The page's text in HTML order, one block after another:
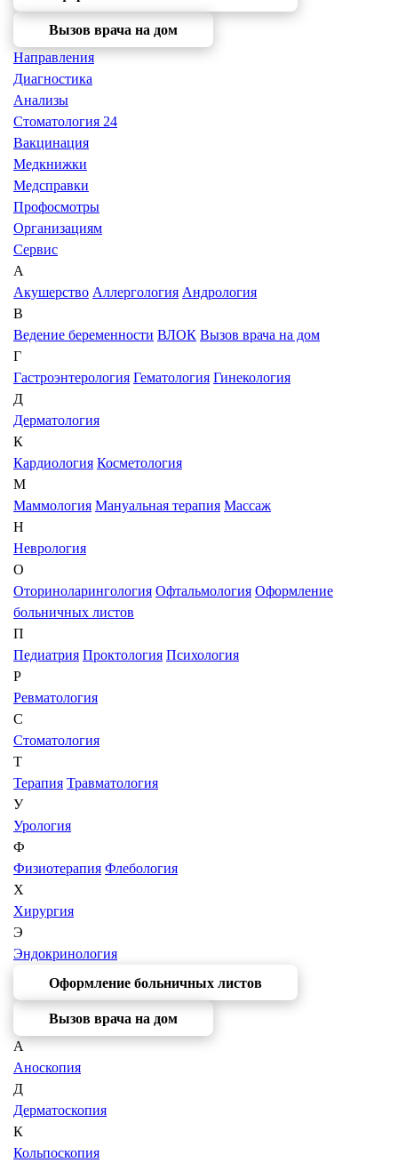
Вызов врача на дом
Направления
Диагностика
Анализы
Стоматология 24
Вакцинация
Медкнижки
Медсправки
Профосмотры
Организациям
Сервис
А
Акушерство Аллергология Андрология
В
Ведение беременности ВЛОК Вызов врача на дом
Г
Гастроэнтерология Гематология Гинекология
Д
Дерматология
К
Кардиология Косметология
М
Маммология Мануальная терапия Массаж
Н
Неврология
О
Оториноларингология Офтальмология Оформление
больничных листов
П
Педиатрия Проктология Психология
Р
Ревматология
С
Стоматология
Т
Терапия Травматология
У
Урология
Ф
Физиотерапия Флебология
Х
Хирургия
Э
Эндокринология
Оформление больничных листов
Вызов врача на дом
А
Аноскопия
Д
Дерматоскопия
К
Кольпоскопия